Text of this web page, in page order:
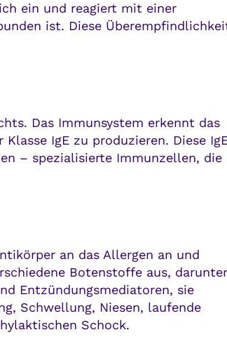
ein und reagiert mit einer
ist. Diese
Das Immunsystem erkennt das
IgE zu produzieren. Diese
– spezialisierte Immunzellen, die
an das Allergen an und
Botenstoffe aus, darunter
Entzündungsmediatoren, sie
Schwellung, Niesen, laufende
Schock.